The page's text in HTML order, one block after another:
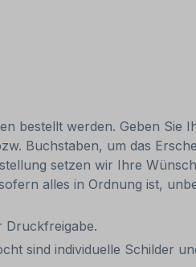
bestellt werden. Geben Sie
Buchstaben, um das
setzen wir Ihre
alles in Ordnung ist,
Druckfreigabe.
sind individuelle Schilder